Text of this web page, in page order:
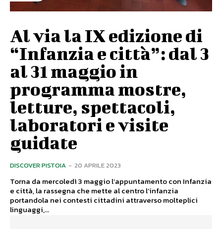
Al via la IX edizione di
“Infanzia e città”: dal 3
al 31 maggio in
programma mostre,
letture, spettacoli,
laboratori e visite
guidate
DISCOVER PISTOIA - 20 APRILE 2023
Torna da mercoledì 3 maggio l’appuntamento con Infanzia
e città, la rassegna che mette al centro l’infanzia
portandola nei contesti cittadini attraverso molteplici
linguaggi,...